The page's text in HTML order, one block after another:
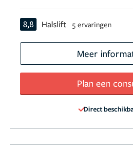
8,8 Halslift 5 ervaringen
Meer
Plan een
Direct